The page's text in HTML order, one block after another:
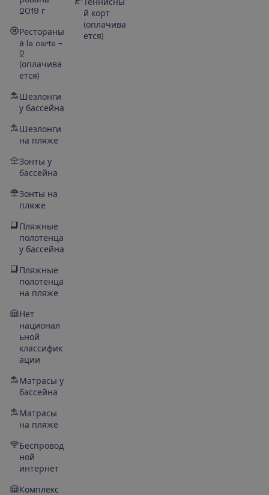
2019 г
Рестораны
а la carte –
2
(оплачива
ется)
Шезлонги
у бассейна
Шезлонги
на пляже
Зонты у
бассейна
Зонты на
пляже
Пляжные
полотенца
у бассейна
Пляжные
полотенца
на пляже
Нет
национал
ьной
классифик
ации
Матрасы у
бассейна
Матрасы
на пляже
Беспровод
ной
интернет
Комплекс
й корт
(оплачива
ется)